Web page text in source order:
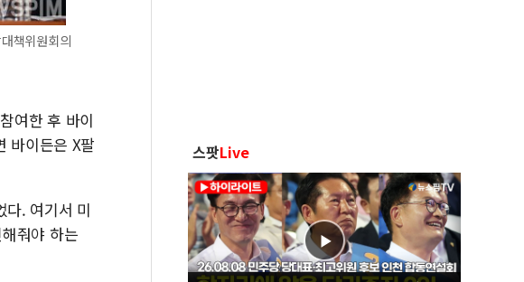
책위원회의
여한 후 바이
바이든은 X팔
다. 여기서 미
줘야 하는
스팟Live